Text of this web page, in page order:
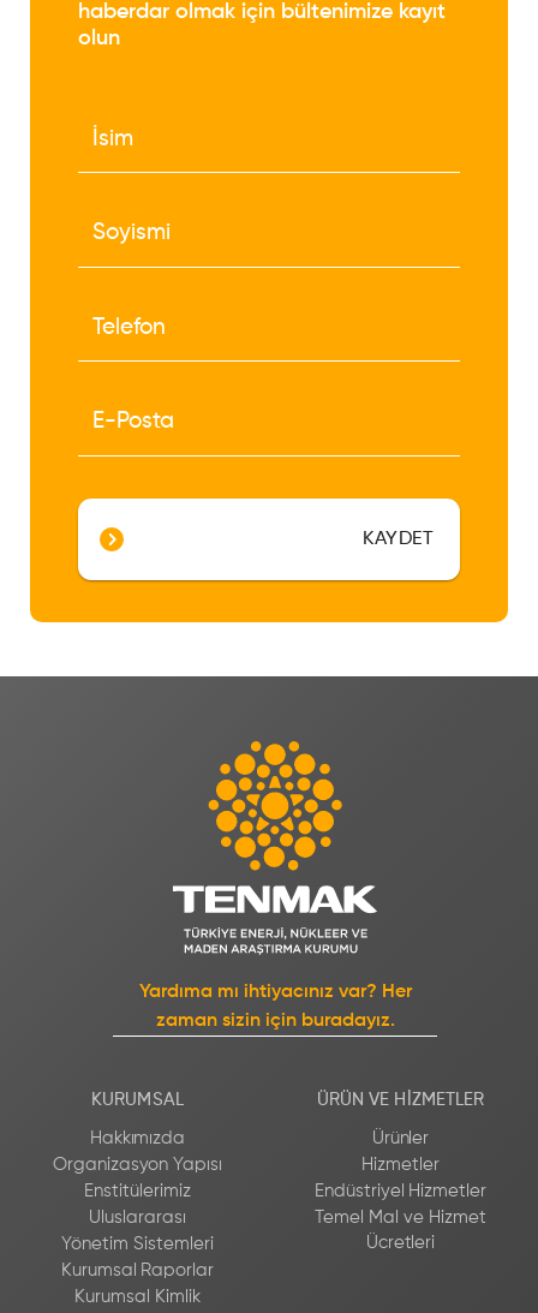
haberdar olmak için bültenimize kayıt
olun
KAYDET
Yardıma mı ihtiyacınız var? Her
zaman sizin için buradayız.
KURUMSAL
Hakkımızda
Organizasyon Yapısı
Enstitülerimiz
Uluslararası
Yönetim Sistemleri
Kurumsal Raporlar
Kurumsal Kimlik
ÜRÜN VE HIZMETLER
Ürünler
Hizmetler
Endüstriyel Hizmetler
Temel Mal ve Hizmet
Ücretleri